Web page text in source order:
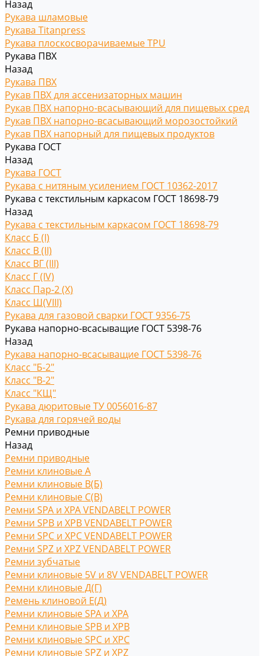
Назад
Рукава шламовые
Рукава Titanpress
Рукава плоскосворачиваемые TPU
Рукава ПВХ
Назад
Рукава ПВХ
Рукав ПВХ для ассенизаторных машин
Рукав ПВХ напорно-всасывающий для пищевых сред
Рукав ПВХ напорно-всасывающий морозостойкий
Рукав ПВХ напорный для пищевых продуктов
Рукава ГОСТ
Назад
Рукава ГОСТ
Рукава с нитяным усилением ГОСТ 10362-2017
Рукава с текстильным каркасом ГОСТ 18698-79
Назад
Рукава с текстильным каркасом ГОСТ 18698-79
Класс Б (I)
Класс В (II)
Класс ВГ (III)
Класс Г (IV)
Класс Пар-2 (X)
Класс Ш(VIII)
Рукава для газовой сварки ГОСТ 9356-75
Рукава напорно-всасыващие ГОСТ 5398-76
Назад
Рукава напорно-всасыващие ГОСТ 5398-76
Класс "Б-2"
Класс "В-2"
Класс "КЩ"
Рукава дюритовые ТУ 0056016-87
Рукава для горячей воды
Ремни приводные
Назад
Ремни приводные
Ремни клиновые A
Ремни клиновые В(Б)
Ремни клиновые С(B)
Ремни SPA и XPA VENDABELT POWER
Ремни SPB и XPB VENDABELT POWER
Ремни SPC и XPC VENDABELT POWER
Ремни SPZ и XPZ VENDABELT POWER
Ремни зубчатые
Ремни клиновые 5V и 8V VENDABELT POWER
Ремни клиновые Д(Г)
Ремень клиновой Е(Д)
Ремни клиновые SPA и XPA
Ремни клиновые SPB и XPB
Ремни клиновые SPC и XPC
Ремни клиновые SPZ и XPZ